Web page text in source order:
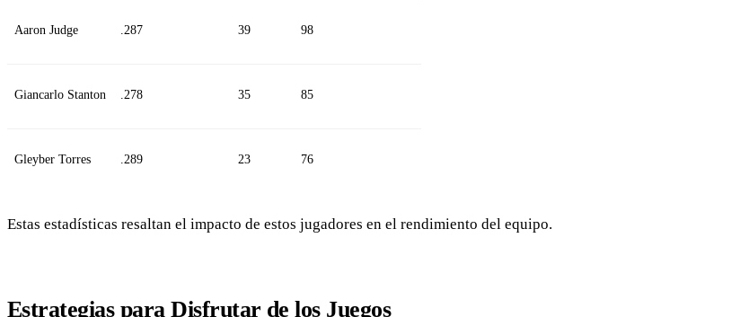
Aaron Judge .287 39 98
Giancarlo Stanton .278 35 85
Gleyber Torres .289 23 76
Estas estadísticas resaltan el impacto de estos jugadores en el rendimiento del equipo.
Estrategias para Disfrutar de los Juegos